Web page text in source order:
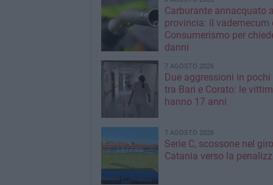
Carburante annacquato
provincia: il vademecum
Consumerismo per
danni
7 AGOSTO 2026
Due aggressioni in pochi
tra Bari e Corato: le
hanno 17 anni
7 AGOSTO 2026
Serie C, scossone nel
Catania verso la